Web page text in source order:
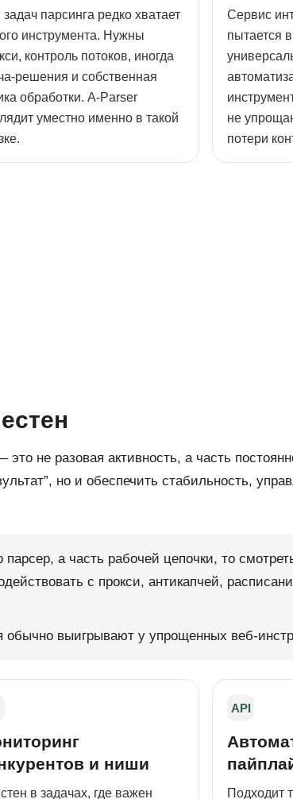
парсинга редко хватает
инструмента. Нужны
контроль потоков, иногда
решения и собственная
обработки. A-Parser
уместно именно в такой
Сервис
пытается
не
потери
не разовая активность, а часть
но и обеспечить стабильность,
а часть рабочей цепочки, то
с прокси, антикапчей,
выигрывают у упрощенных веб-
и ниши
в задачах, где важен
API
Подходит